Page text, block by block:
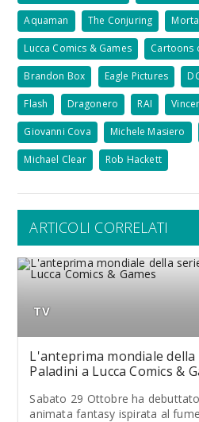
Aquaman The Conjuring
Lucca Comics & Games Cartoons
Brandon Box Eagle Pictures
Flash Dragonero RAI
Giovanni Cova Michele Masiero
Michael Clear Rob Hackett
ARTICOLI CORRELATI
TV
L'anteprima mondiale
Paladini a Lucca Comics &
Sabato 29 Ottobre ha
animata fantasy ispirata al